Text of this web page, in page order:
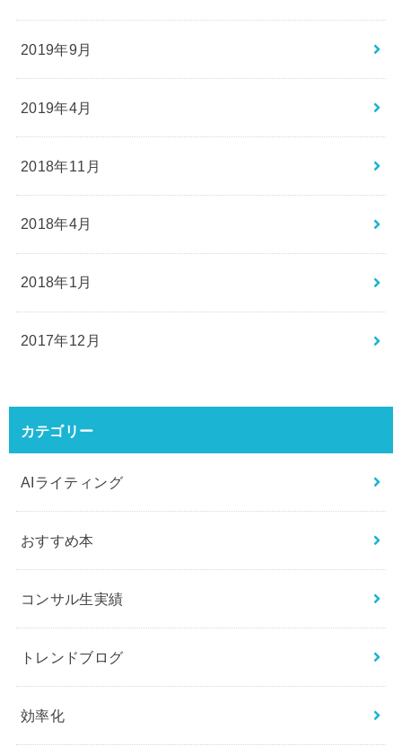
2019年9月
2019年4月
2018年11月
2018年4月
2018年1月
2017年12月
カテゴリー
AIライティング
おすすめ本
コンサル生実績
トレンドブログ
効率化